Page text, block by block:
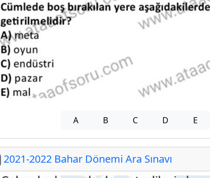
A B C D E
2021-2022 Bahar Dönemi Ara Sınavı